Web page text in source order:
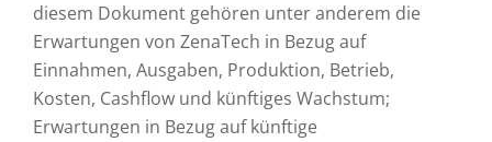
diesem Dokument gehören unter anderem die
Erwartungen von ZenaTech in Bezug auf
Einnahmen, Ausgaben, Produktion, Betrieb,
Kosten, Cashflow und künftiges Wachstum;
Erwartungen in Bezug auf künftige